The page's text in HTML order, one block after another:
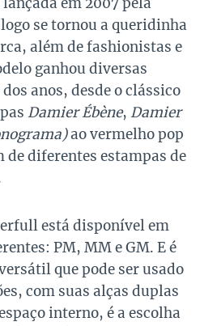
se tornou a queridinha
além de fashionistas e
ganhou diversas
anos, desde o clássico
DamierÉbène, Damier
ao vermelho pop
de diferentes estampas de
está disponível em
PM, MM e GM. E é
que pode ser usado
com suas alças duplas
interno, é a escolha